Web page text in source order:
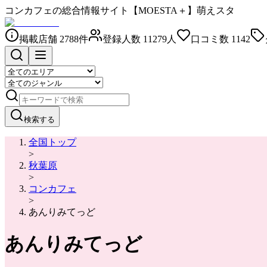
コンカフェの総合情報サイト【MOESTA＋】萌えスタ
掲載店舗 2788件 登録人数 11279人 口コミ数 1142
検索する
全国トップ
>
秋葉原
>
コンカフェ
>
あんりみてっど
あんりみてっど